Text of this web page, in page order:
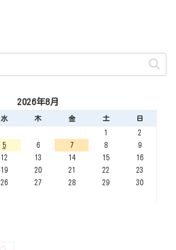
2026年8月
水 木 金 土
日
1
2
5 6 7 8
9
12 13 14 15
16
19 20 21 22
23
26 27 28 29
30